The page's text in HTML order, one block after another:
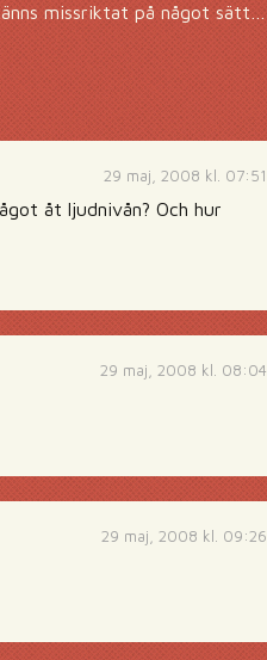
missriktat på något sätt…
29 maj, 2008 kl. 07:51
åt ljudnivån? Och hur
29 maj, 2008 kl. 08:04
29 maj, 2008 kl. 09:26